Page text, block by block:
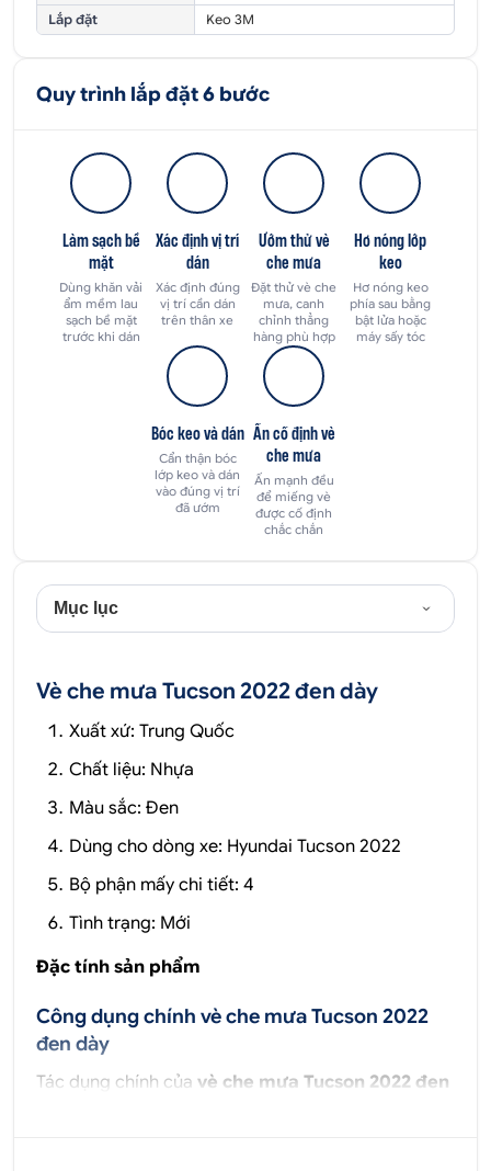
Lắp đặt
Keo 3M
Quy trình lắp đặt 6 bước
Làm sạch bề
mặt
Dùng khăn vải
ẩm mềm lau
sạch bề mặt
trước khi dán
Xác định vị trí
dán
Xác định đúng
vị trí cần dán
trên thân xe
Ướm thử vè
che mưa
Đặt thử vè che
mưa, canh
chỉnh thẳng
hàng phù hợp
Hơ nóng lớp
keo
Hơ nóng keo
phía sau bằng
bật lửa hoặc
máy sấy tóc
Bóc keo và dán
Cẩn thận bóc
lớp keo và dán
vào đúng vị trí
đã ướm
Ấn cố định vè
che mưa
Ấn mạnh đều
để miếng vè
được cố định
chắc chắn
Mục lục
Vè che mưa Tucson 2022 đen dày
Xuất xứ: Trung Quốc
Chất liệu: Nhựa
Màu sắc: Đen
Dùng cho dòng xe: Hyundai Tucson 2022
Bộ phận mấy chi tiết: 4
Tình trạng: Mới
Đặc tính sản phẩm
Công dụng chính vè che mưa Tucson 2022
đen dày
Tác dụng chính của vè che mưa Tucson 2022 đen